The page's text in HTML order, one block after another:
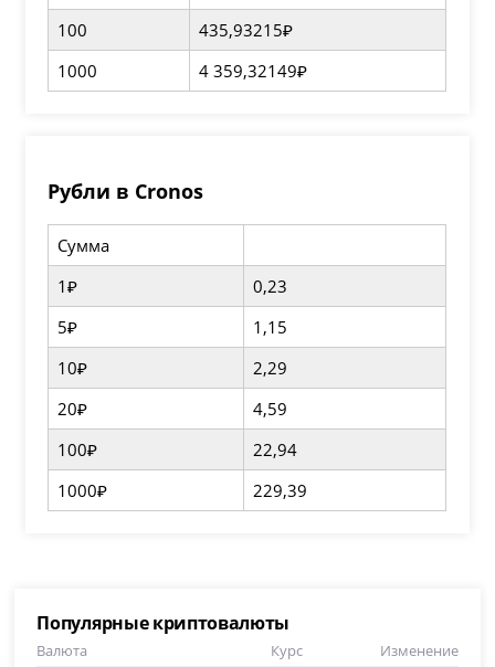
100
435,93215₽
1000
4 359,32149₽
Рубли в Cronos
Сумма
1₽
0,23
5₽
1,15
10₽
2,29
20₽
4,59
100₽
22,94
1000₽
229,39
Популярные криптовалюты
Валюта Курс Изменение